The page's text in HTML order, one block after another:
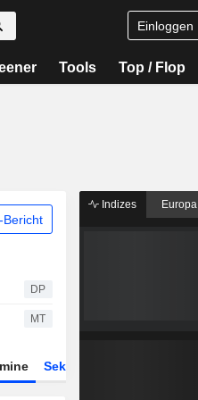
Einloggen
Tools Top / Flop
Bericht
DP
MT
Sektor
Indizes Europa